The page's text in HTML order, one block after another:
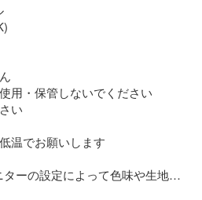
用・保管しないでください
い
温でお願いします
ーの設定によって色味や生地の